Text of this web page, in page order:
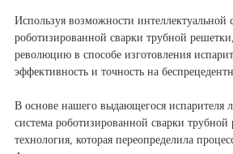
Используя возможности интеллектуальной
роботизированной сварки трубной
революцию в способе изготовления
эффективность и точность на
В основе нашего выдающегося испарителя
система роботизированной сварки трубной
технология, которая переопределила